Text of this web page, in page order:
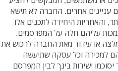
עניינים אחרים. החברה לא תישא
והאחריות היחידה לתכנים אלו
עליהם חלה על המפרסמים.
או עידוד מאת החברה לרכוש את
למכירה וכל עסקה שתיעשה
ישירות בינך לבין המפרסם